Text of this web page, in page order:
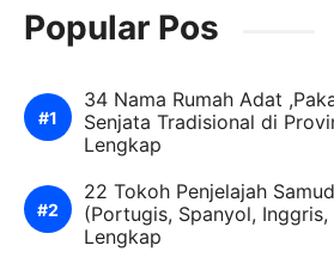
Popular Pos
34 Nama Rumah Adat
Senjata Tradisional di
Lengkap
22 Tokoh Penjelajah
(Portugis, Spanyol, Inggris,
Lengkap